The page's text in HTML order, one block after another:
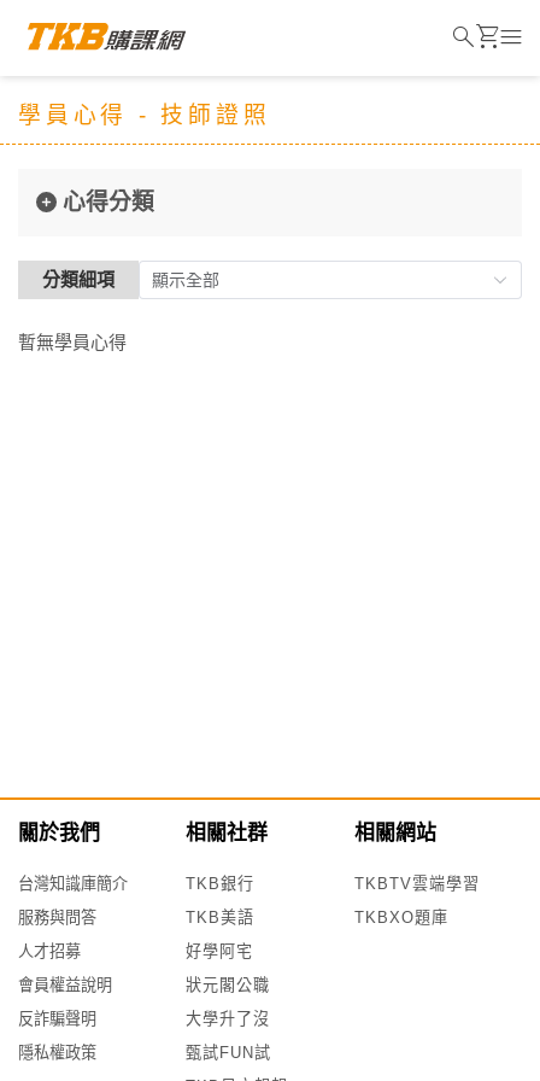
學員心得 - 技師證照
心得分類
分類細項
暫無學員心得
關於我們
台灣知識庫簡介
服務與問答
人才招募
會員權益說明
反詐騙聲明
隱私權政策
相關社群
TKB銀行
TKB美語
好學阿宅
狀元閣公職
大學升了沒
甄試FUN試
相關網站
TKBTV雲端學習
TKBXO題庫
searchshopping_cartmenu